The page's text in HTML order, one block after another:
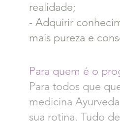
realidade;
- Adquirir
mais pureza e
Para quem é o
Para todos que
medicina
sua rotina. Tudo